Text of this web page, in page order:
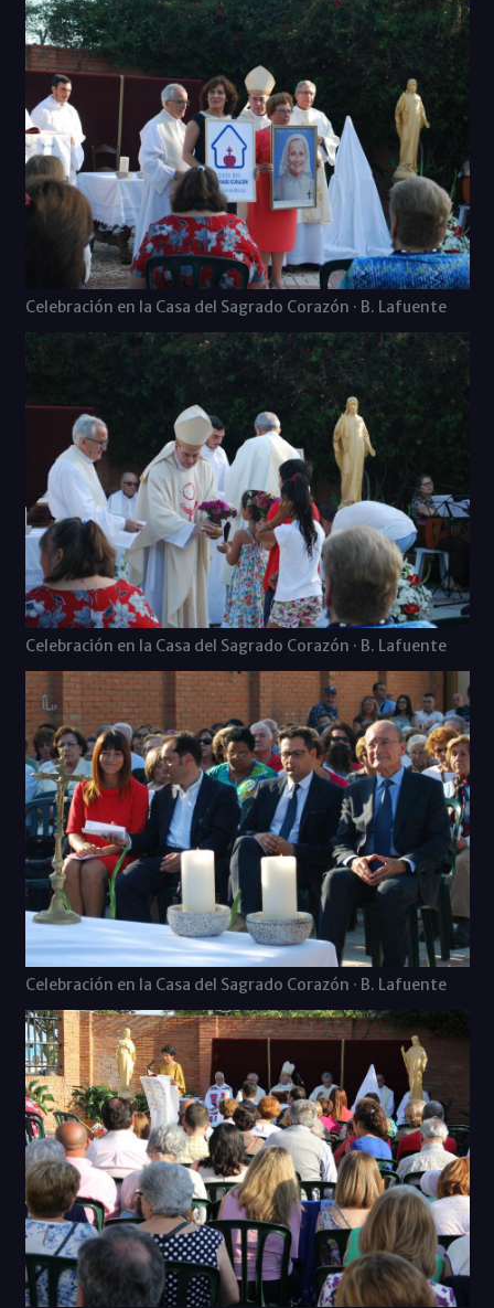
Celebración en la Casa del Sagrado Corazón · B. Lafuente
Celebración en la Casa del Sagrado Corazón · B. Lafuente
Celebración en la Casa del Sagrado Corazón · B. Lafuente